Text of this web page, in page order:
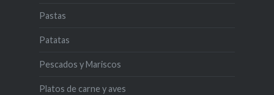
Pastas
Patatas
Pescados y Mariscos
Platos de carne y aves